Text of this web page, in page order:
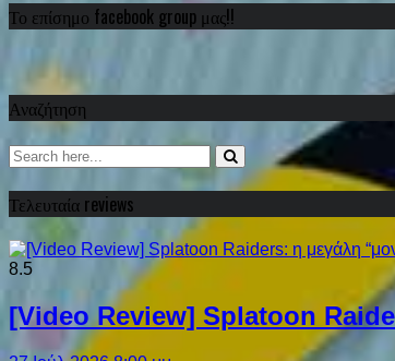
Το επίσημο facebook group μας!!
Αναζήτηση
Τελευταία reviews
8.5
[Video Review] Splatoon